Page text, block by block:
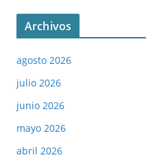
Archivos
agosto 2026
julio 2026
junio 2026
mayo 2026
abril 2026